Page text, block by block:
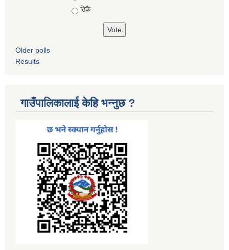
ठिकै
Older polls
Results
गाउँपालिकालाई केहि भन्नुछ ?